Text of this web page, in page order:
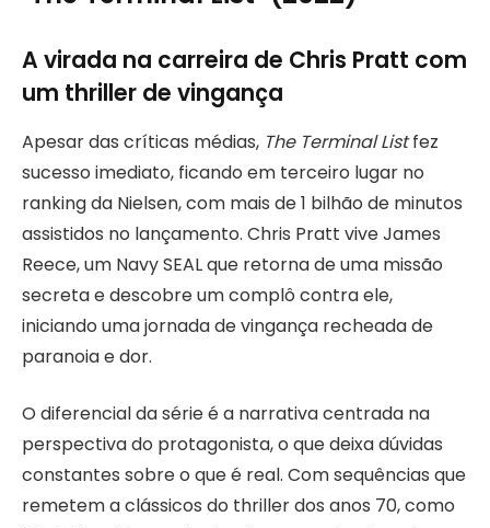
A virada na carreira de Chris Pratt com
um thriller de vingança
Apesar das críticas médias, The Terminal Listfez
sucesso imediato, ficando em terceiro lugar no
ranking da Nielsen, com mais de 1 bilhão de minutos
assistidos no lançamento. Chris Pratt vive James
Reece, um Navy SEAL que retorna de uma missão
secreta e descobre um complô contra ele,
iniciando uma jornada de vingança recheada de
paranoia e dor.
O diferencial da série é a narrativa centrada na
perspectiva do protagonista, o que deixa dúvidas
constantes sobre o que é real. Com sequências que
remetem a clássicos do thriller dos anos 70, como